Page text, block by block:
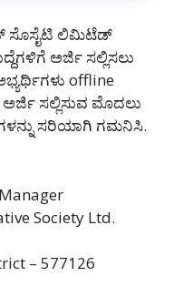
ಸೊಸೈಟಿ ಲಿಮಿಟೆಡ್
ಅರ್ಜಿ ಸಲ್ಲಿಸಲು
offline
ಸಲ್ಲಿಸುವ ಮೊದಲು
ಸರಿಯಾಗಿ ಗಮನಿಸಿ.
Society Ltd.
– 577126